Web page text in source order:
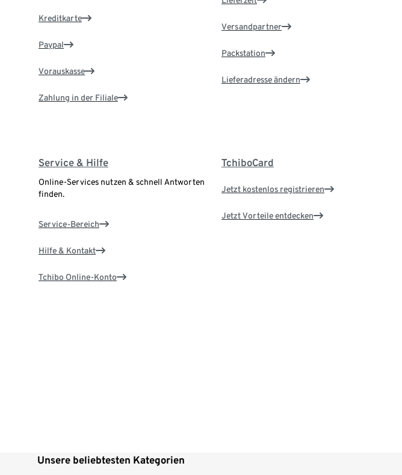
Kreditkarte
Paypal
Vorauskasse
Zahlung in der Filiale
Versandpartner
Packstation
Lieferadresse ändern
Service & Hilfe
Online-Services nutzen & schnell Antworten
finden.
Service-Bereich
Hilfe & Kontakt
Tchibo Online-Konto
TchiboCard
Jetzt kostenlos registrieren
Jetzt Vorteile entdecken
Unsere beliebtesten Kategorien